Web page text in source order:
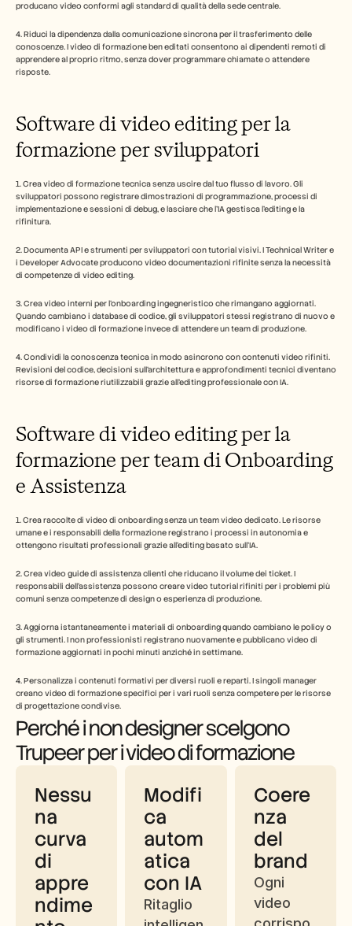
producano video conformi agli standard di qualità della sede centrale.
4. Riduci la dipendenza dalla comunicazione sincrona per il trasferimento delle
conoscenze. I video di formazione ben editati consentono ai dipendenti remoti di
apprendere al proprio ritmo, senza dover programmare chiamate o attendere
risposte.
Software di video editing per la
formazione per sviluppatori
1. Crea video di formazione tecnica senza uscire dal tuo flusso di lavoro. Gli
sviluppatori possono registrare dimostrazioni di programmazione, processi di
implementazione e sessioni di debug, e lasciare che l'IA gestisca l'editing e la
rifinitura.
2. Documenta API e strumenti per sviluppatori con tutorial visivi. I Technical Writer e
i Developer Advocate producono video documentazioni rifinite senza la necessità
di competenze di video editing.
3. Crea video interni per l'onboarding ingegneristico che rimangano aggiornati.
Quando cambiano i database di codice, gli sviluppatori stessi registrano di nuovo e
modificano i video di formazione invece di attendere un team di produzione.
4. Condividi la conoscenza tecnica in modo asincrono con contenuti video rifiniti.
Revisioni del codice, decisioni sull'architettura e approfondimenti tecnici diventano
risorse di formazione riutilizzabili grazie all'editing professionale con IA.
Software di video editing per la
formazione per team di Onboarding
e Assistenza
1. Crea raccolte di video di onboarding senza un team video dedicato. Le risorse
umane e i responsabili della formazione registrano i processi in autonomia e
ottengono risultati professionali grazie all'editing basato sull'IA.
2. Crea video guide di assistenza clienti che riducano il volume dei ticket. I
responsabili dell'assistenza possono creare video tutorial rifiniti per i problemi più
comuni senza competenze di design o esperienza di produzione.
3. Aggiorna istantaneamente i materiali di onboarding quando cambiano le policy o
gli strumenti. I non professionisti registrano nuovamente e pubblicano video di
formazione aggiornati in pochi minuti anziché in settimane.
4. Personalizza i contenuti formativi per diversi ruoli e reparti. I singoli manager
creano video di formazione specifici per i vari ruoli senza competere per le risorse
di progettazione condivise.
Perché i non designer scelgono
Trupeer per i video di formazione
Nessu
na
curva
di
appre
ndime
Modifi
ca
autom
atica
con IA
Ritaglio
Coere
nza
del
brand
Ogni
video